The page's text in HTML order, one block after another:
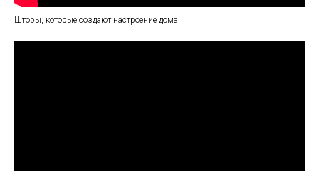
Шторы, которые создают настроение дома